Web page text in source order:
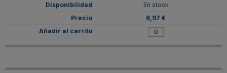
En stock
6,97 €